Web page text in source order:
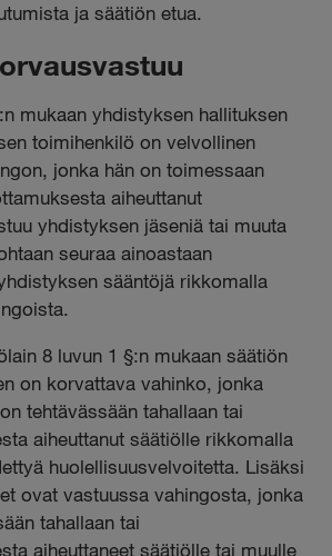
ja säätiön etua.
mukaan yhdistyksen hallituksen
toimihenkilö on velvollinen
jonka hän on toimessaan
aiheuttanut
yhdistyksen jäseniä tai muuta
seuraa ainoastaan
sääntöjä rikkomalla
8 luvun 1 §:n mukaan säätiön
on korvattava vahinko, jonka
tehtävässään tahallaan tai
aiheuttanut säätiölle rikkomalla
huolellisuusvelvoitetta. Lisäksi
ovat vastuussa vahingosta, jonka
tahallaan tai
aiheuttaneet säätiölle tai muulle